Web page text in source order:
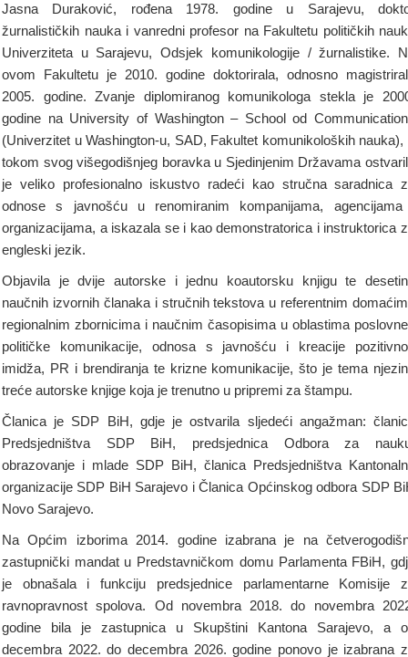
Jasna Duraković, rođena 1978. godine u Sarajevu,
žurnalističkih nauka i vanredni profesor na Fakultetu političkih
Univerziteta u Sarajevu, Odsjek komunikologije / žurnalistike.
ovom Fakultetu je 2010. godine doktorirala, odnosno
2005. godine. Zvanje diplomiranog komunikologa stekla je
godine na University of Washington – School od
(Univerzitet u Washington-u, SAD, Fakultet komunikoloških nauka),
tokom svog višegodišnjeg boravka u Sjedinjenim Državama
je veliko profesionalno iskustvo radeći kao stručna saradnica
odnose s javnošću u renomiranim kompanijama,
organizacijama, a iskazala se i kao demonstratorica i instruktorica
engleski jezik.
Objavila je dvije autorske i jednu koautorsku knjigu te
naučnih izvornih članaka i stručnih tekstova u referentnim
regionalnim zbornicima i naučnim časopisima u oblastima
političke komunikacije, odnosa s javnošću i kreacije
imidža, PR i brendiranja te krizne komunikacije, što je tema
treće autorske knjige koja je trenutno u pripremi za štampu.
Članica je SDP BiH, gdje je ostvarila sljedeći angažman:
Predsjedništva SDP BiH, predsjednica Odbora za
obrazovanje i mlade SDP BiH, članica Predsjedništva
organizacije SDP BiH Sarajevo i Članica Općinskog odbora SDP
Novo Sarajevo.
Na Općim izborima 2014. godine izabrana je na
zastupnički mandat u Predstavničkom domu Parlamenta FBiH,
je obnašala i funkciju predsjednice parlamentarne Komisije
ravnopravnost spolova. Od novembra 2018. do novembra
godine bila je zastupnica u Skupštini Kantona Sarajevo, a
decembra 2022. do decembra 2026. godine ponovo je izabrana